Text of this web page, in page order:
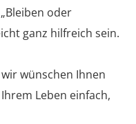
oder
ganz hilfreich sein.
wünschen Ihnen
Leben einfach,